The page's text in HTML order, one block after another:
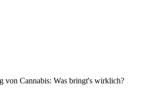
von Cannabis: Was bringt's wirklich?